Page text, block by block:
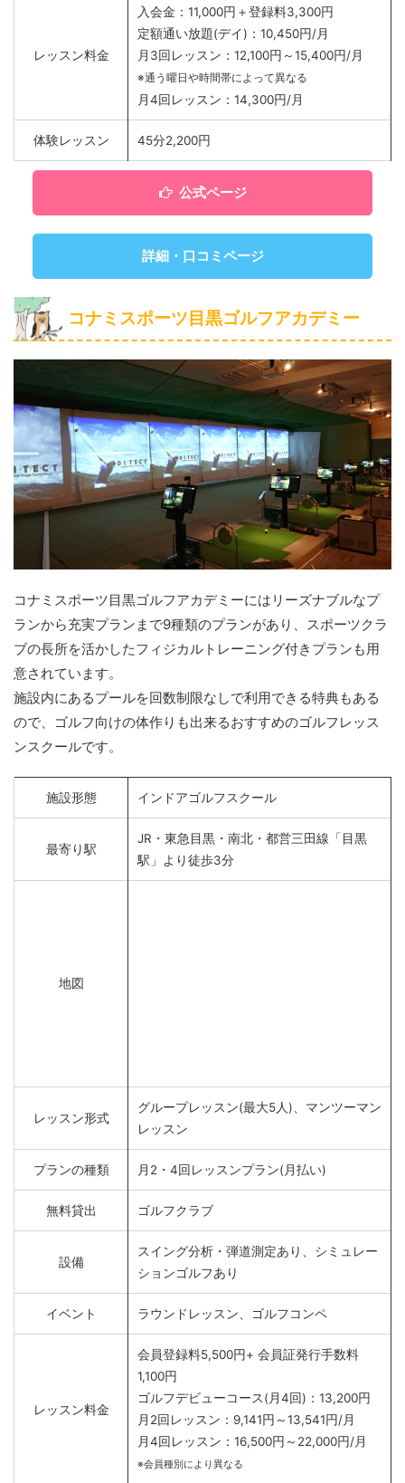
レッスン料金
入会金：11,000円＋登録料3,300円
定額通い放題(デイ)：10,450円/月
月3回レッスン：12,100円～15,400円/月
※通う曜日や時間帯によって異なる
月4回レッスン：14,300円/月
体験レッスン 45分2,200円
公式ページ
詳細・口コミページ
コナミスポーツ目黒ゴルフアカデミー
コナミスポーツ目黒ゴルフアカデミーにはリーズナブルなプ
ランから充実プランまで9種類のプランがあり、スポーツクラ
ブの長所を活かしたフィジカルトレーニング付きプランも用
意されています。
施設内にあるプールを回数制限なしで利用できる特典もある
ので、ゴルフ向けの体作りも出来るおすすめのゴルフレッス
ンスクールです。
施設形態 インドアゴルフスクール
最寄り駅
JR・東急目黒・南北・都営三田線「目黒
駅」より徒歩3分
地図
レッスン形式
グループレッスン(最大5人)、マンツーマン
レッスン
プランの種類 月2・4回レッスンプラン(月払い)
無料貸出 ゴルフクラブ
設備
スイング分析・弾道測定あり、シミュレー
ションゴルフあり
イベント ラウンドレッスン、ゴルフコンペ
レッスン料金
会員登録料5,500円+ 会員証発行手数料
1,100円
ゴルフデビューコース(月4回)：13,200円
月2回レッスン：9,141円～13,541円/月
月4回レッスン：16,500円～22,000円/月
※会員種別により異なる